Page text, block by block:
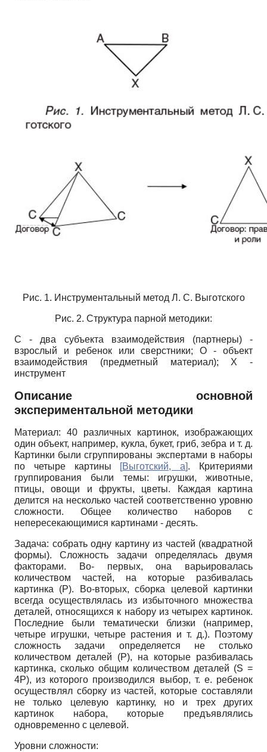
Рис. 1. Инструментальный метод Л. С. Вы­готского
Рис. 2. Структура парной методики:
С - два субъекта взаимодействия (партнеры) -
взрослый и ребенок или сверстники; О - объект
взаимодействия (предметный материал); Х -
инструмент
Описание основной
экспериментальной методики
Материал: 40 различных картинок, изображающих
один объект, например, кукла, букет, гриб, зебра и т. д.
Картинки были сгруппированы экспертами в наборы
по четыре картины [Выготский, а]. Критериями
группирования были темы: игрушки, животные,
птицы, овощи и фрукты, цветы. Каждая картина
делится на несколько частей соответственно уровню
сложности. Общее количество наборов с
непересекающимися картинами - десять.
Задача: собрать одну картину из частей (квадратной
формы). Сложность задачи определялась двумя
факторами. Во- первых, она варьировалась
количеством частей, на которые разбивалась
картинка (Р). Во-вторых, сборка целевой картинки
всегда осуществлялась из избыточного множества
деталей, относящихся к набору из четырех картинок.
Последние были тематически близки (например,
четыре игрушки, четыре растения и т. д.). Поэтому
сложность задачи определяется не столько
количеством деталей (Р), на которые разбивалась
картинка, сколько общим количеством деталей (S =
4P), из которого производился выбор, т. е. ребенок
осуществлял сборку из частей, которые составляли
не только целевую картинку, но и трех других
картинок набора, которые предъявлялись
одновременно с целевой.
Уровни сложности: